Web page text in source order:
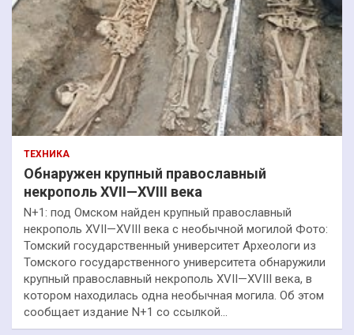
ТЕХНИКА
Обнаружен крупный православный
некрополь XVII—XVIII века
N+1: под Омском найден крупный православный
некрополь XVII—XVIII века с необычной могилой Фото:
Томский государственный университет Археологи из
Томского государственного университета обнаружили
крупный православный некрополь XVII—XVIII века, в
котором находилась одна необычная могила. Об этом
сообщает издание N+1 со ссылкой…